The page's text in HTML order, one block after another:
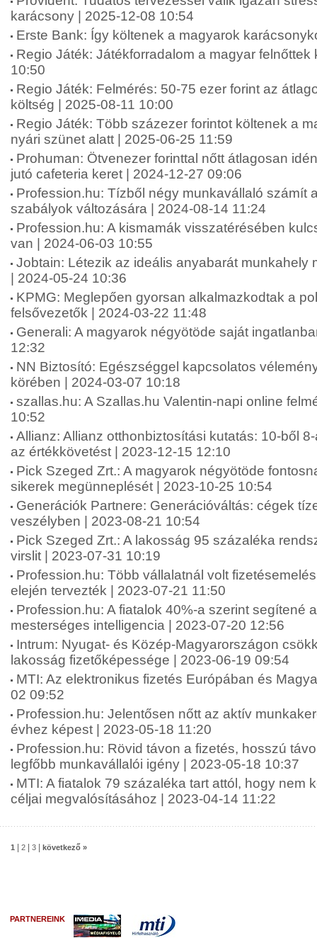
karácsony | 2025-12-08 10:54
Erste Bank: Így költenek a magyarok
Regio Játék: Játékforradalom a magyar felnőttek
10:50
Regio Játék: Felmérés: 50-75 ezer forint az
költség | 2025-08-11 10:00
Regio Játék: Több százezer forintot költenek a
nyári szünet alatt | 2025-06-25 11:59
Prohuman: Ötvenezer forinttal nőtt átlagosan
jutó cafeteria keret | 2024-12-27 09:06
Profession.hu: Tízből négy munkavállaló számít
szabályok változására | 2024-08-14 11:24
Profession.hu: A kismamák visszatérésében
van | 2024-06-03 10:55
Jobtain: Létezik az ideális anyabarát munkahely
| 2024-05-24 10:36
KPMG: Meglepően gyorsan alkalmazkodtak a
felsővezetők | 2024-03-22 11:48
Generali: A magyarok négyötöde saját
12:32
NN Biztosító: Egészséggel kapcsolatos
körében | 2024-03-07 10:18
szallas.hu: A Szallas.hu Valentin-napi online
10:52
Allianz: Allianz otthonbiztosítási kutatás: 10-ből
az értékkövetést | 2023-12-15 12:10
Pick Szeged Zrt.: A magyarok négyötöde
sikerek megünneplését | 2023-10-25 10:54
Generációk Partnere: Generációváltás: cégek
veszélyben | 2023-08-21 10:54
Pick Szeged Zrt.: A lakosság 95 százaléka
virslit | 2023-07-31 10:19
Profession.hu: Több vállalatnál volt
elején tervezték | 2023-07-21 11:50
Profession.hu: A fiatalok 40%-a szerint segítené
mesterséges intelligencia | 2023-07-20 12:56
Intrum: Nyugat- és Közép-Magyarországon
lakosság fizetőképessége | 2023-06-19 09:54
MTI: Az elektronikus fizetés Európában és
02 09:52
Profession.hu: Jelentősen nőtt az aktív
évhez képest | 2023-05-18 11:20
Profession.hu: Rövid távon a fizetés, hosszú
legfőbb munkavállalói igény | 2023-05-18 10:37
MTI: A fiatalok 79 százaléka tart attól, hogy nem
céljai megvalósításához | 2023-04-14 11:22
1 2 3 következő »
PARTNEREINK